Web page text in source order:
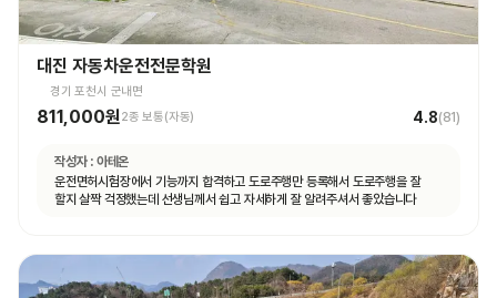
대진 자동차운전전문학원
경기 포천시 군내면
811,000원2종 보통(자동) 4.8(81)
작성자 : 아테온
운전면허시험장에서 기능까지 합격하고 도로주행만 등록해서 도로주행을 잘
할지 살짝 걱정했는데 선생님께서 쉽고 자세하게 잘 알려주셔서 좋았습니다